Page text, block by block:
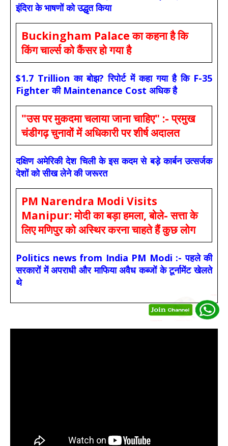
इंदिरा के भाषणों को उद्धृत किया
Buckingham Palace का कहना है कि
किंग चार्ल्स को कैंसर हो गया है
$1.7 Trillion का बोझ? रिपोर्ट में कहा गया है कि F-35
Fighter की Maintenance Cost अधिक है
"उस पर मुकदमा चलाया जाना चाहिए" :- प्रमुख
चंडीगढ़ चुनावों में अधिकारी पर शीर्ष अदालत
दक्षिण अमेरिकी देश चिली के इस कदम से बड़े कार्बन उत्सर्जक
देशों को सीख लेने की जरूरत
PM Narendra Modi Visits
Manipur: मोदी का बड़ा हमला, बोले- सत्ता के
लिए मणिपुर को अस्थिर करना चाहते हैं कुछ लोग
Politics news from India PM Modi :- पहले की
सरकारों में अपराधी और माफिया अवैध कब्जों के टूर्नामेंट खेलते
थे